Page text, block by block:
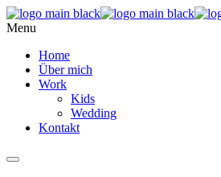
Menu
Home
Über mich
Work
Kids
Wedding
Kontakt